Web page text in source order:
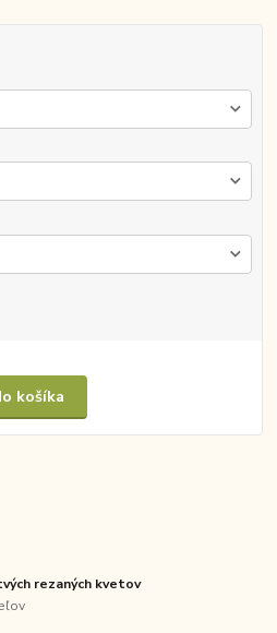
košíka
rezaných kvetov